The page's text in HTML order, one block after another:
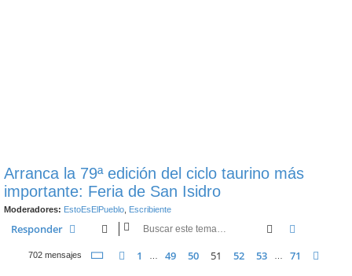
Arranca la 79ª edición del ciclo taurino más
importante: Feria de San Isidro
Moderadores: EstoEsElPueblo Escribiente
Responder Buscar
702 mensajes Página 51de71
Anterior
1 49 50 51 52 53 71